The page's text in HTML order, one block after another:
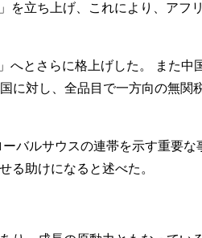
立ち上げ、これにより、アフ
とさらに格上げした。 また中
に対し、全品目で一方向の無関
バルサウスの連帯を示す重要な
る助けになると述べた。